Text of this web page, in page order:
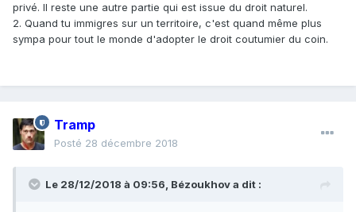
privé. Il reste une autre partie qui est issue du droit naturel.
2. Quand tu immigres sur un territoire, c'est quand même plus
sympa pour tout le monde d'adopter le droit coutumier du coin.
Tramp
Posté 28 décembre 2018
Le 28/12/2018 à 09:56, Bézoukhova dit :